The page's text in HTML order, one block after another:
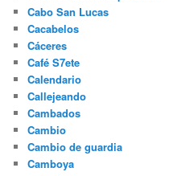
Cabo San Lucas
Cacabelos
Cáceres
Café S7ete
Calendario
Callejeando
Cambados
Cambio
Cambio de guardia
Camboya